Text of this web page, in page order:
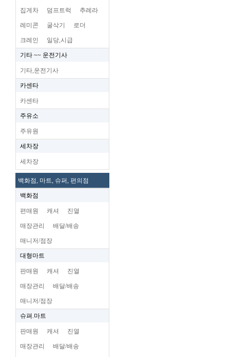
집게차 덤프트럭 추레라
레미콘 굴삭기 로더
크레인 일당,시급
기타 ~~ 운전기사
기타,운전기사
카센타
카센타
주유소
주유원
세차장
세차장
백화점, 마트, 슈퍼, 편의점
백화점
편매원 캐셔 진열
매장관리 배달/배송
매니저/점장
대형마트
판매원 캐셔 진열
매장관리 배달/배송
매니저/점장
슈펴.마트
판매원 캐셔 진열
매장관리 배달/배송